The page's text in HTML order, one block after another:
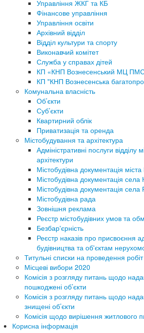
Управління ЖКГ та КБ
Фінансове управління
Управління освіти
Архівний відділ
Відділ культури та спорту
Виконавчий комітет
Служба у справах дітей
КП «КНП Вознесенський МЦ
КП "КНП Вознесенська
Комунальна власність
Об’єкти
Суб’єкти
Квартирний облік
Приватизація та оренда
Містобудування та архітектура
Адміністративні послуги відділу
архітектури
Містобудівна документація
Містобудівна документація села
Містобудівна документація села
Містобудівна рада
Зовнішня реклама
Реєстр містобудівних умов та
Безбар'єрність
Реєстр наказів про присвоєння
будівництва та об'єктам
Титульні списки на проведення робіт
Місцеві вибори 2020
Комісія з розгляду питань щодо
пошкоджені об’єкти
Комісія з розгляду питань щодо
знищені об’єкти
Комісія щодо вирішення
Корисна інформація